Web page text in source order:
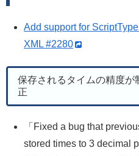
Add support for
XML #2280
保存されるタイムの精度が
正
Fixed a bug that
stored times to 3 decimal